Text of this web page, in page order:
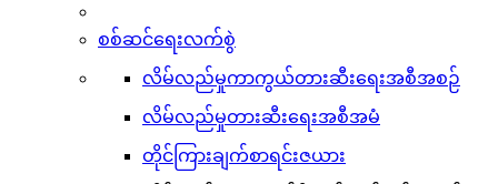
စစ်ဆင်ရေးလက်စွဲ
လိမ်လည်မှုကာကွယ်တားဆီးရေးအစီအစဉ်
လိမ်လည်မှုတားဆီးရေးအစီအမံ
တိုင်ကြားချက်စာရင်းဇယား